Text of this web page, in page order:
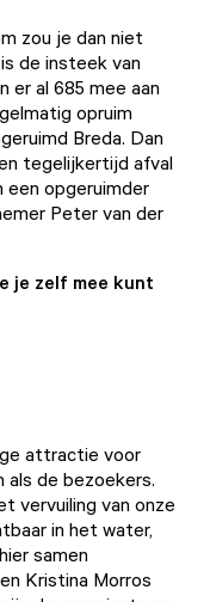
zou je dan niet
de insteek van
er al 685 mee aan
opruim
Breda. Dan
tegelijkertijd afval
een opgeruimder
Peter van der
je zelf mee kunt
attractie voor
als de bezoekers.
vervuiling van onze
in het water,
samen
Kristina Morros